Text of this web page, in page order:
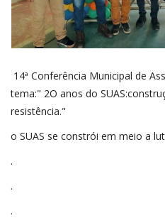
14ª Conferência Municipal de
tema:" 2O anos do
resistência."
o SUAS se constrói em meio a
.
.
.